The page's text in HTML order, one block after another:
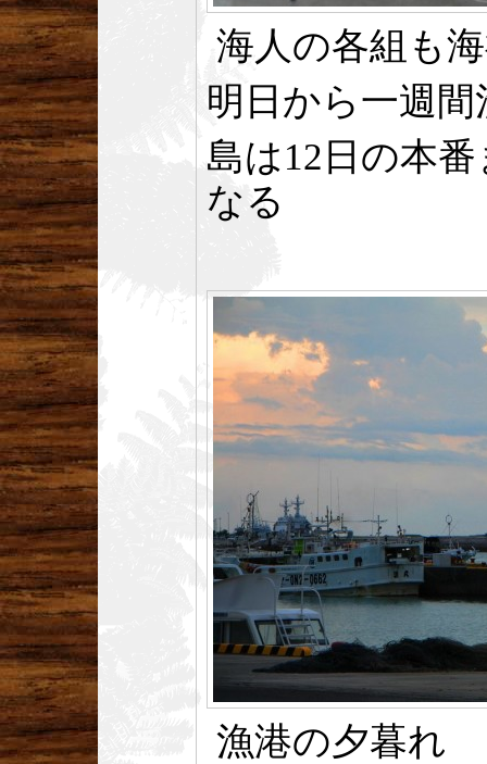
海人の各組も
明日から一週
島は12日の本
なる
漁港の夕暮れ